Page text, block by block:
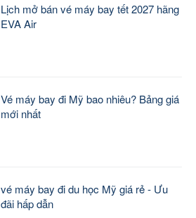
Lịch mở bán vé máy bay tết 2027 hãng
EVA Air
Vé máy bay đi Mỹ bao nhiêu? Bảng giá
mới nhất
vé máy bay đi du học Mỹ giá rẻ - Ưu
đãi hấp dẫn